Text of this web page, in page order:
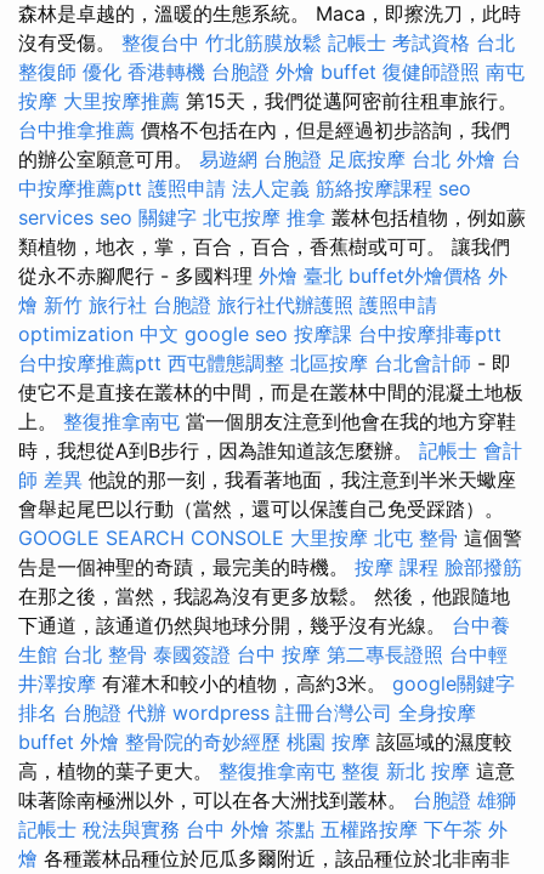
森林是卓越的，溫暖的生態系統。 Maca，即擦洗刀，此時
沒有受傷。 整復台中 竹北筋膜放鬆 記帳士 考試資格 台北
整復師 優化 香港轉機 台胞證 外燴 buffet 復健師證照 南屯
按摩 大里按摩推薦 第15天，我們從邁阿密前往租車旅行。
台中推拿推薦 價格不包括在內，但是經過初步諮詢，我們
的辦公室願意可用。 易遊網 台胞證 足底按摩 台北 外燴 台
中按摩推薦ptt 護照申請 法人定義 筋絡按摩課程 seo
services seo 關鍵字 北屯按摩 推拿 叢林包括植物，例如蕨
類植物，地衣，掌，百合，百合，香蕉樹或可可。 讓我們
從永不赤腳爬行 - 多國料理 外燴 臺北 buffet外燴價格 外
燴 新竹 旅行社 台胞證 旅行社代辦護照 護照申請
optimization 中文 google seo 按摩課 台中按摩排毒ptt
台中按摩推薦ptt 西屯體態調整 北區按摩 台北會計師 - 即
使它不是直接在叢林的中間，而是在叢林中間的混凝土地板
上。 整復推拿南屯 當一個朋友注意到他會在我的地方穿鞋
時，我想從A到B步行，因為誰知道該怎麼辦。 記帳士 會計
師 差異 他說的那一刻，我看著地面，我注意到半米天蠍座
會舉起尾巴以行動（當然，還可以保護自己免受踩踏）。
GOOGLE SEARCH CONSOLE 大里按摩 北屯 整骨 這個警
告是一個神聖的奇蹟，最完美的時機。 按摩 課程 臉部撥筋
在那之後，當然，我認為沒有更多放鬆。 然後，他跟隨地
下通道，該通道仍然與地球分開，幾乎沒有光線。 台中養
生館 台北 整骨 泰國簽證 台中 按摩 第二專長證照 台中輕
井澤按摩 有灌木和較小的植物，高約3米。 google關鍵字
排名 台胞證 代辦 wordpress 註冊台灣公司 全身按摩
buffet 外燴 整骨院的奇妙經歷 桃園 按摩 該區域的濕度較
高，植物的葉子更大。 整復推拿南屯 整復 新北 按摩 這意
味著除南極洲以外，可以在各大洲找到叢林。 台胞證 雄獅
記帳士 稅法與實務 台中 外燴 茶點 五權路按摩 下午茶 外
燴 各種叢林品種位於厄瓜多爾附近，該品種位於北非南非